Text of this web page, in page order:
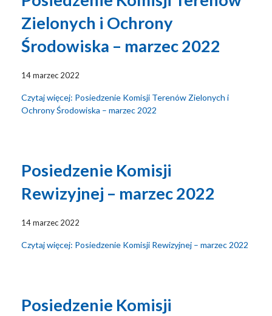
Zielonych i Ochrony
Środowiska – marzec 2022
14 marzec 2022
Czytaj więcej: Posiedzenie Komisji Terenów Zielonych i
Ochrony Środowiska – marzec 2022
Posiedzenie Komisji
Rewizyjnej – marzec 2022
14 marzec 2022
Czytaj więcej: Posiedzenie Komisji Rewizyjnej – marzec 2022
Posiedzenie Komisji